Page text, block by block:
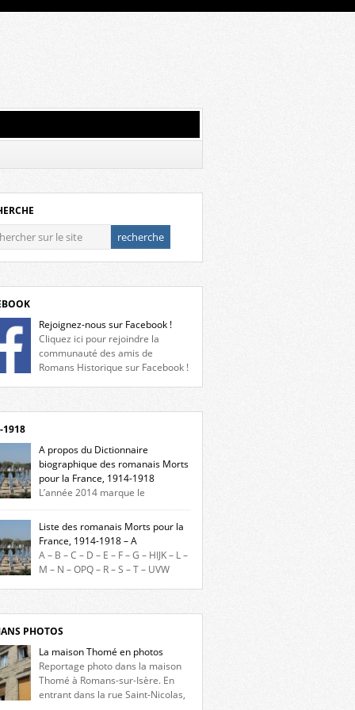
Rejoignez-nous sur Facebook !
Cliquez ici pour rejoindre la
communauté des amis de
Romans Historique sur Facebook !
1918
A propos du Dictionnaire
biographique des romanais Morts
pour la France, 1914-1918
L’année 2014 marque le
du début de la Première Guerre
et ce dictionnaire biographique veut
hommage aux romanais Morts pour la
durant ce conflit. La base de cette
historique est constituée des noms
sur les plaques commémoratives de
de Ville, du lycée du Dauphiné et du lycée
Liste des romanais Morts pour la
France, 1914-1918 – A
A – B – C – D – E – F – G – HIJK – L –
M – N – OPQ – R – S – T – UVW
lettre. Liste des romanais […]
PHOTOS
La maison Thomé en photos
Reportage photo dans la maison
Thomé à Romans-sur-Isère. En
entrant dans la rue Saint-Nicolas,